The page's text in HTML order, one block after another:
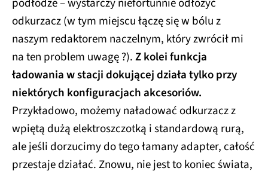
podłodze – wystarczy niefortunnie odłożyć
odkurzacz (w tym miejscu łączę się w bólu z
naszym redaktorem naczelnym, który zwrócił mi
na ten problem uwagę ?).Z kolei funkcja
ładowania w stacji dokującej działa tylko przy
niektórych konfiguracjach akcesoriów.
Przykładowo, możemy naładować odkurzacz z
wpiętą dużą elektroszczotką i standardową rurą,
ale jeśli dorzucimy do tego łamany adapter, całość
przestaje działać. Znowu, nie jest to koniec świata,